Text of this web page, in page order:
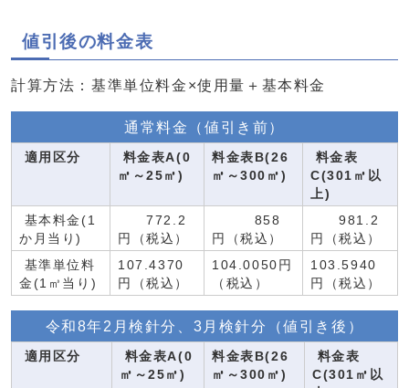
値引後の料金表
計算方法：基準単位料金×使用量＋基本料金
通常料金（値引き前）
適用区分
料金表A(0
㎥～25㎥)
料金表B(26
㎥～300㎥)
料金表
C(301㎥以
上)
基本料金(1
か月当り)
772.2
円（税込）
858
円（税込）
981.2
円（税込）
基準単位料
金(1㎥当り)
107.4370
円（税込）
104.0050円
（税込）
103.5940
円（税込）
令和8年2月検針分、3月検針分（値引き後）
適用区分
料金表A(0
㎥～25㎥)
料金表B(26
㎥～300㎥)
料金表
C(301㎥以